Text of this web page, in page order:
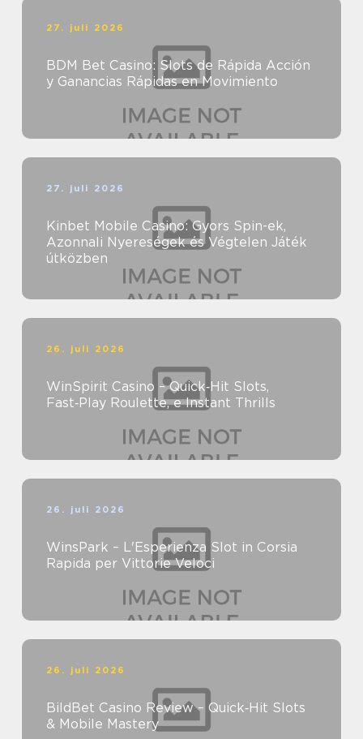
27. juli 2026
BDM Bet Casino: Slots de Rápida Acción
y Ganancias Rápidas en Movimiento
27. juli 2026
Kinbet Mobile Casino: Gyors Spin-ek,
Azonnali Nyereségek és Végtelen Játék
útközben
26. juli 2026
WinSpirit Casino – Quick‑Hit Slots,
Fast‑Play Roulette, e Instant Thrills
26. juli 2026
WinsPark – L'Esperienza Slot in Corsia
Rapida per Vittorie Veloci
26. juli 2026
BildBet Casino Review – Quick‑Hit Slots
& Mobile Mastery